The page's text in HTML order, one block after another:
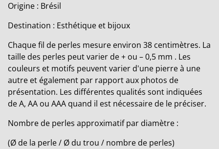
Origine : Brésil
Destination : Esthétique et bijoux
Chaque fil de perles mesure environ 38 centimètres. La
taille des perles peut varier de + ou – 0,5 mm . Les
couleurs et motifs peuvent varier d'une pierre à une
autre et également par rapport aux photos de
présentation. Les différentes qualités sont indiquées
de A, AA ou AAA quand il est nécessaire de le préciser.
Nombre de perles approximatif par diamètre :
(Ø de la perle / Ø du trou / nombre de perles)